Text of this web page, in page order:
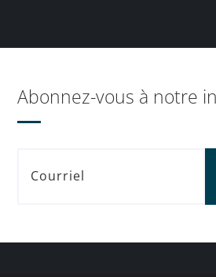
Abonnez-vous à notre